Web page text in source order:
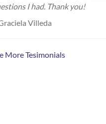
I had. Thank you!
Villeda
More Tesimonials